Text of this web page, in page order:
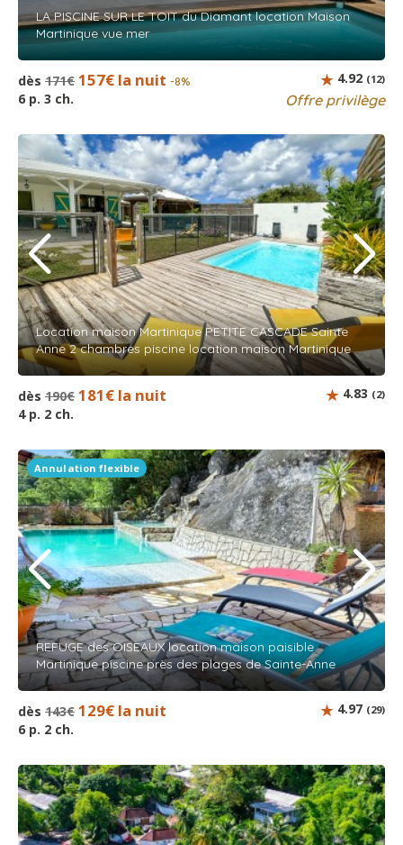
LA PISCINE SUR LE TOIT du Diamant location Maison
Martinique vue mer
dès 171€ 157€ la nuit -8%
6 p. 3 ch. Offre privilège
4.92 (12)
Location maison Martinique PETITE CASCADE Sainte
Anne 2 chambres piscine location maison Martinique
dès 190€ 181€ la nuit
4 p. 2 ch.
4.83 (2)
Annulation flexible
REFUGE des OISEAUX location maison paisible
Martinique piscine près des plages de Sainte-Anne
dès 143€ 129€ la nuit
6 p. 2 ch.
4.97 (29)